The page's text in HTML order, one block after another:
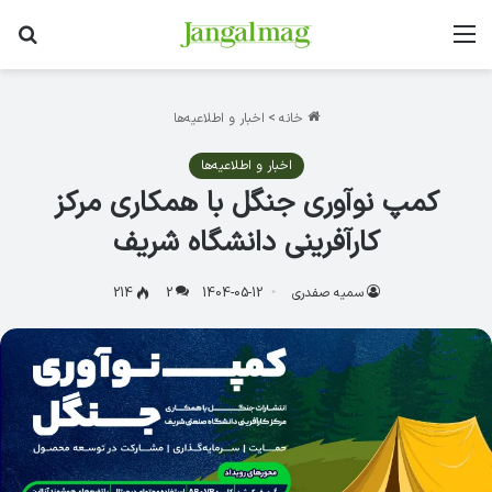
منو
خانه > اخبار و اطلاعیه‌ها
اخبار و اطلاعیه‌ها
کمپ نوآوری جنگل با همکاری مرکز
کارآفرینی دانشگاه شریف
سمیه صفدری 1404-05-12
2
214